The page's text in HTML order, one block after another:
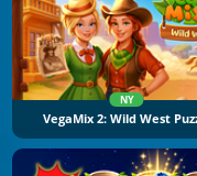
NY
VegaMix 2: Wild West